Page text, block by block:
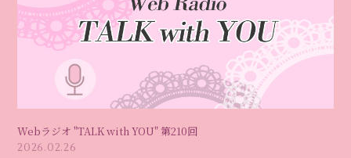
Webラジオ "TALK with YOU" 第210回
2026.02.26